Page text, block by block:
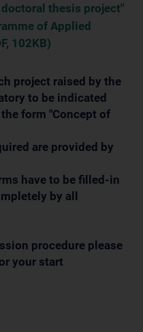
doctoral thesis project"
of Applied
102KB)
project raised by the
to be indicated
form "Concept of
are provided by
have to be filled-in
by all
procedure please
your start